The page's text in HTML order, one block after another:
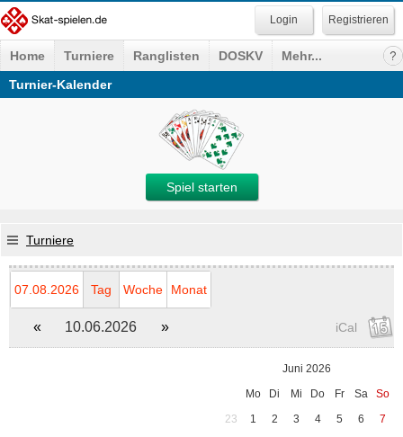
Registrieren
Home Turniere Ranglisten DOSKV
Mehr...
Turnier-Kalender
Spiel starten
Turniere
07.08.2026 Tag Woche Monat
« 10.06.2026 » iCal
Juni 2026
Mo
Di Mi Do Fr Sa
So
23
1 2 3 4 5 6
7